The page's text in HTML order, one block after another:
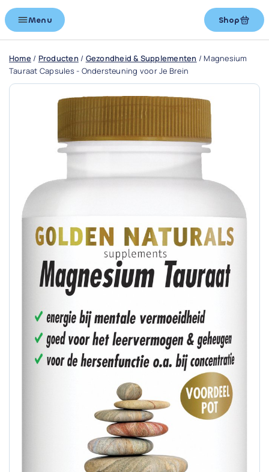
Menu Shop
Home / Producten/ Gezondheid & Supplementen /Magnesium
Tauraat Capsules - Ondersteuning voor Je Brein